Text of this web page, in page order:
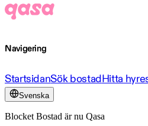
Navigering
StartsidanSök bostadHitta
Svenska
Blocket Bostad är nu Qasa